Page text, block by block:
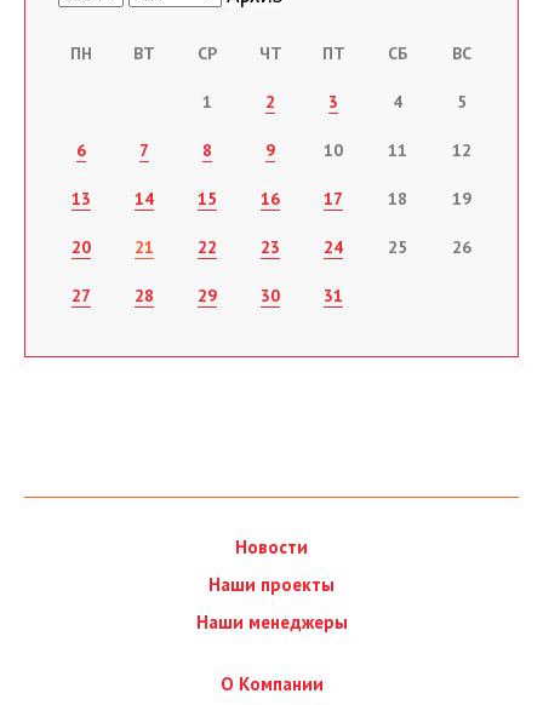
ПН ВТ СР ЧТ ПТ СБ ВС
1 2 3 4 5
6 7 8 9 10 11 12
13 14 15 16 17 18 19
20 21 22 23 24 25 26
27 28 29 30 31
Новости
Наши проекты
Наши менеджеры
О Компании